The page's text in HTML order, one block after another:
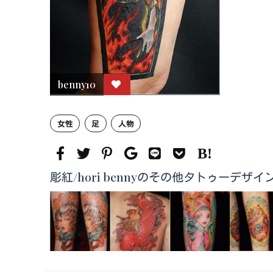
benny10
女性 足 人物
彫紅/hori bennyのその他タトゥーデザイ